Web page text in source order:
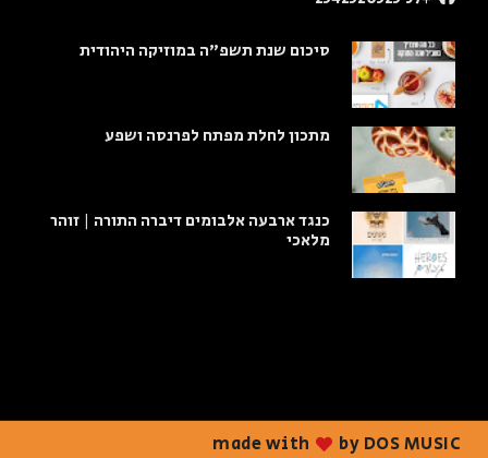
סיכום שנת תשפ"ה במוזיקה היהודית
מתכון לחלת מפתח לפרנסה ושפע
כנגד ארבעה אלבומים דיברה התורה | זוהר
מלאכי
made with by DOS MUSIC